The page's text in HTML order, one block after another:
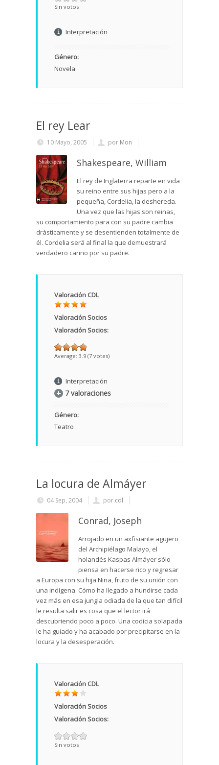
Sin votos
Interpretación
Género:
Novela
El rey Lear
10 Mayo, 2005 por Mon
Shakespeare, William
El rey de Inglaterra reparte en vida
su reino entre sus hijas pero a la
pequeña, Cordelia, la deshereda.
Una vez que las hijas son reinas,
su comportamiento para con su padre cambia
drásticamente y se desentienden totalmente de
él. Cordelia será al final la que demuestrará
verdadero cariño por su padre.
Valoración CDL
Valoración Socios
Valoración Socios:
Average: 3.9 (7 votes)
Interpretación
7 valoraciones
Género:
Teatro
La locura de Almáyer
04 Sep, 2004 por cdl
Conrad, Joseph
Arrojado en un axfisiante agujero
del Archipiélago Malayo, el
holandés Kaspas Almáyer sólo
piensa en hacerse rico y regresar
a Europa con su hija Nina, fruto de su unión con
una indígena. Cómo ha llegado a hundirse cada
vez más en esa jungla odiada de la que tan difícil
le resulta salir es cosa que el lector irá
descubriendo poco a poco. Una codicia solapada
le ha guiado y ha acabado por precipitarse en la
locura y la desesperación.
Valoración CDL
Valoración Socios
Valoración Socios:
Sin votos